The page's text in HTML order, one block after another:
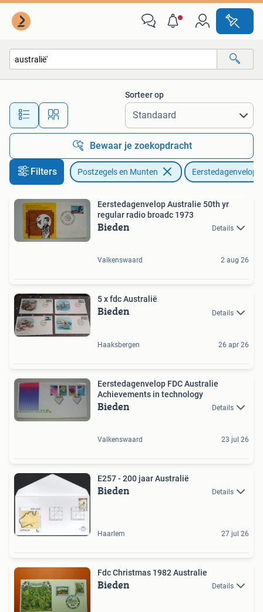
Alle afstanden…
Sorteer op
Bewaar je zoekopdracht
Filters Postzegels en Munten
Eerstedagenvelop Australie 50th yr
regular radio broadc 1973
Bieden Details
Valkenswaard 2 aug 26
5 x fdc Australië
Bieden Details
Haaksbergen 26 apr 26
Eerstedagenvelop FDC Australie
Achievements in technology
Bieden Details
Valkenswaard 23 jul 26
E257 - 200 jaar Australië
Bieden Details
Haarlem 27 jul 26
Fdc Christmas 1982 Australie
Bieden Details